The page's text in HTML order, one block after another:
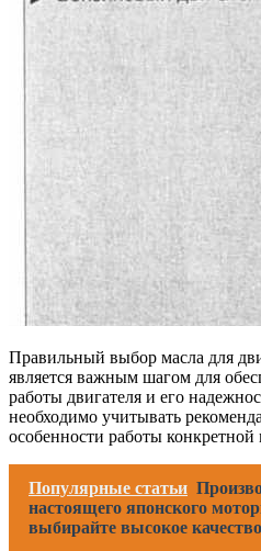
Правильный выбор масла для
является важным шагом для
работы двигателя и его
необходимо учитывать
особенности работы
Популярные статьи
настоящего японского
выбирайте высокое качество